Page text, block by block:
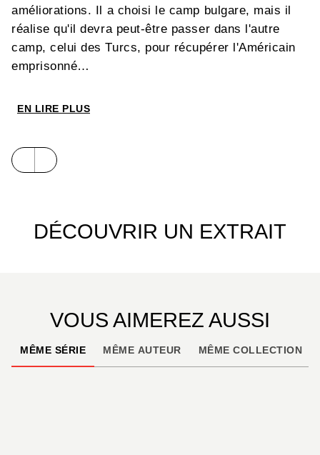
améliorations. Il a choisi le camp bulgare, mais il
réalise qu'il devra peut-être passer dans l'autre
camp, celui des Turcs, pour récupérer l'Américain
emprisonné…
La suite des aventures des premiers avionneurs
loopings, innovations et passions !
EN LIRE PLUS
DÉCOUVRIR UN EXTRAIT
VOUS AIMEREZ AUSSI
MÊME SÉRIE MÊME AUTEUR MÊME COLLECTION